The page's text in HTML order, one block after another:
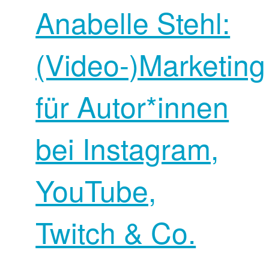
Anabelle Stehl:
(Video-)Marketing
für Autor*innen
bei Instagram,
YouTube,
Twitch & Co.